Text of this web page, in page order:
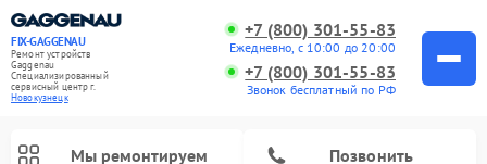
FIX-GAGGENAU
Ремонт устройств
Gaggenau
Специализированный
cервисный центр г.
Новокузнецк
+7 (800) 301-55-83
Ежедневно, с 10:00 до 20:00
+7 (800) 301-55-83
Звонок бесплатный по РФ
Мы ремонтируем Позвонить